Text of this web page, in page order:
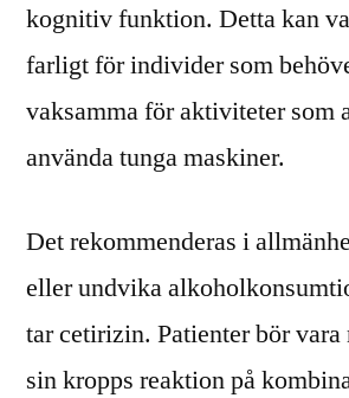
kognitiv funktion. Detta kan
farligt för individer som
vaksamma för aktiviteter som
använda tunga maskiner.
Det rekommenderas i
eller undvika
tar cetirizin. Patienter bör vara
sin kropps reaktion på